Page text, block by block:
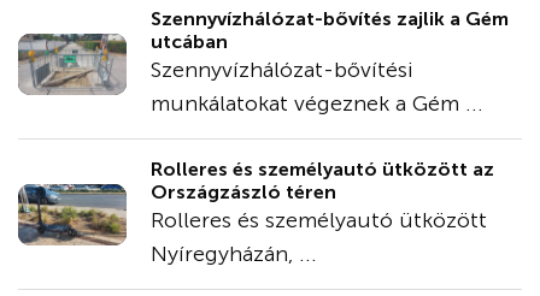
Szennyvízhálózat-bővítés zajlik a Gém
utcában
Szennyvízhálózat-bővítési
munkálatokat végeznek a Gém ...
Rolleres és személyautó ütközött az
Országzászló téren
Rolleres és személyautó ütközött
Nyíregyházán, ...